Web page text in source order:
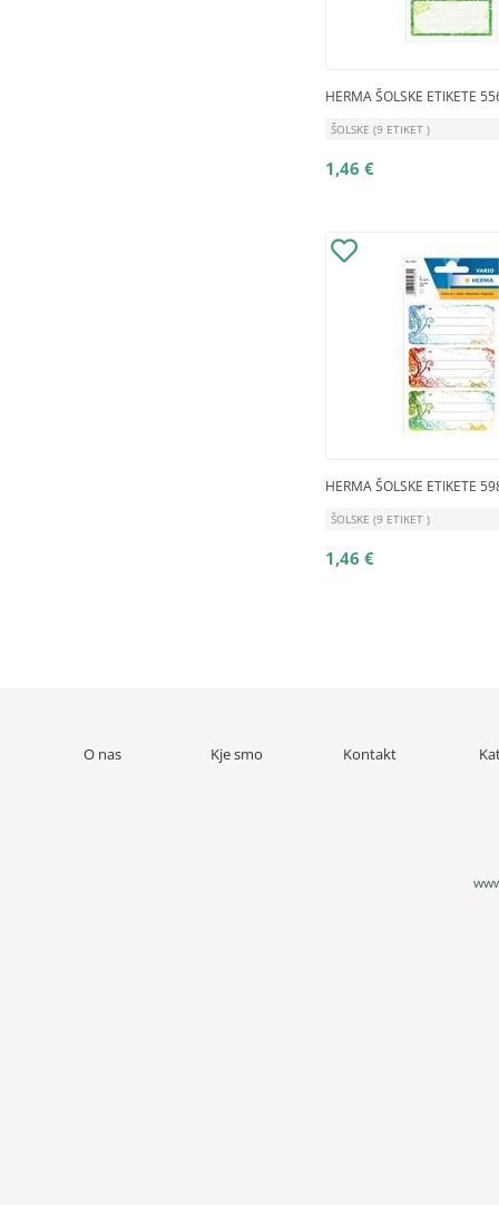
HERMA ŠOLSKE ETIKETE
ŠOLSKE (9 ETIKET )
1,46 €
HERMA ŠOLSKE ETIKETE
ŠOLSKE (9 ETIKET )
1,46 €
O nas Kje smo Kontakt